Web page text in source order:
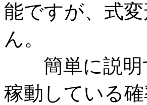
能ですが、式
ん。
簡単に説明
稼動している